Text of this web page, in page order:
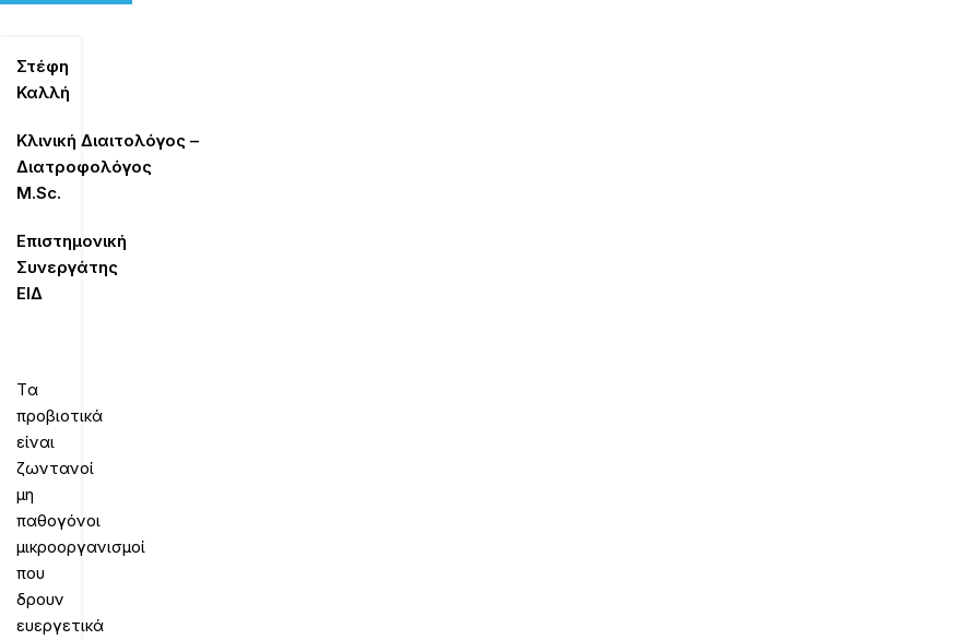
Στέφη
Καλλή
Κλινική Διαιτολόγος –
Διατροφολόγος
M.Sc.
Επιστημονική
Συνεργάτης
ΕΙΔ
Tα
προβιοτικά
είναι
ζωντανοί
μη
παθογόνοι
μικροοργανισμοί
που
δρουν
ευεργετικά